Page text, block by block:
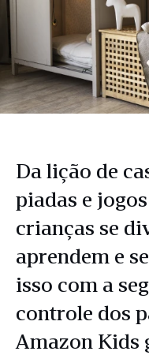
Da lição de
piadas e
crianças se
aprendem e
isso com a
controle dos
Amazon Kids